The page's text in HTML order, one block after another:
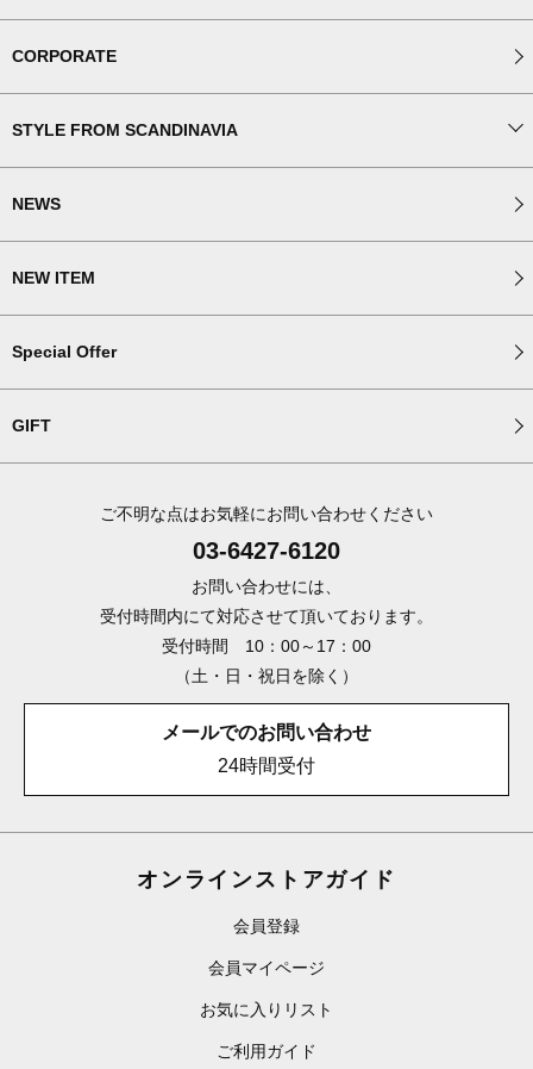
CORPORATE
STYLE FROM SCANDINAVIA
NEWS
NEW ITEM
Special Offer
GIFT
ご不明な点はお気軽にお問い合わせください
03-6427-6120
お問い合わせには、
受付時間内にて対応させて頂いております。
受付時間 10：00～17：00
（土・日・祝日を除く）
メールでのお問い合わせ
24時間受付
オンラインストアガイド
会員登録
会員マイページ
お気に入りリスト
ご利用ガイド